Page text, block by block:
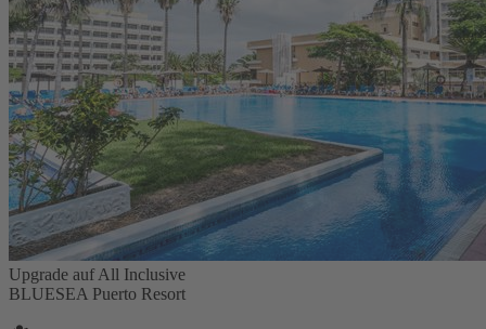
Upgrade auf All Inclusive
BLUESEA Puerto Resort